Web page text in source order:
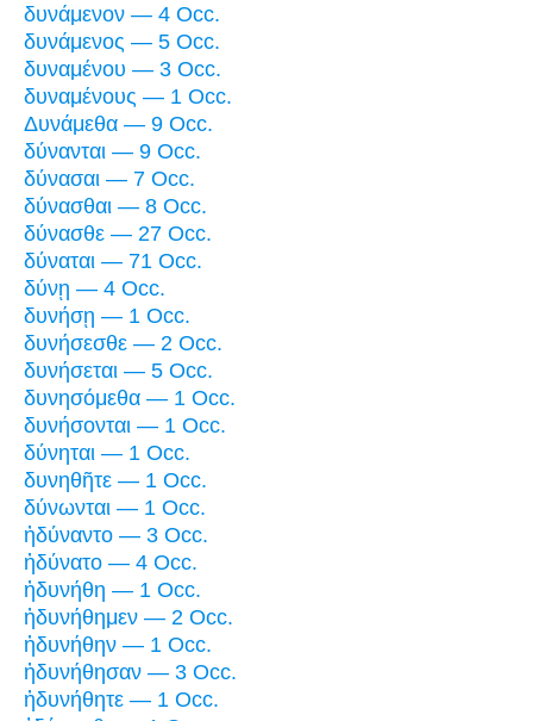
δυνάμενον — 4 Occ.
δυνάμενος — 5 Occ.
δυναμένου — 3 Occ.
δυναμένους — 1 Occ.
Δυνάμεθα — 9 Occ.
δύνανται — 9 Occ.
δύνασαι — 7 Occ.
δύνασθαι — 8 Occ.
δύνασθε — 27 Occ.
δύναται — 71 Occ.
δύνῃ — 4 Occ.
δυνήσῃ — 1 Occ.
δυνήσεσθε — 2 Occ.
δυνήσεται — 5 Occ.
δυνησόμεθα — 1 Occ.
δυνήσονται — 1 Occ.
δύνηται — 1 Occ.
δυνηθῆτε — 1 Occ.
δύνωνται — 1 Occ.
ἠδύναντο — 3 Occ.
ἠδύνατο — 4 Occ.
ἠδυνήθη — 1 Occ.
ἠδυνήθημεν — 2 Occ.
ἠδυνήθην — 1 Occ.
ἠδυνήθησαν — 3 Occ.
ἠδυνήθητε — 1 Occ.